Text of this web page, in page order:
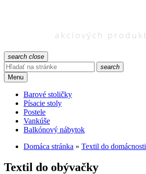
search close
search
Menu
Barové stoličky
Písacie stoly
Postele
Vankúše
Balkónový nábytok
Domáca stránka » Textil do domácnosti
Textil do obývačky